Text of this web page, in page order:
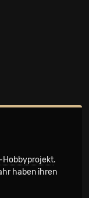
.
haben ihren